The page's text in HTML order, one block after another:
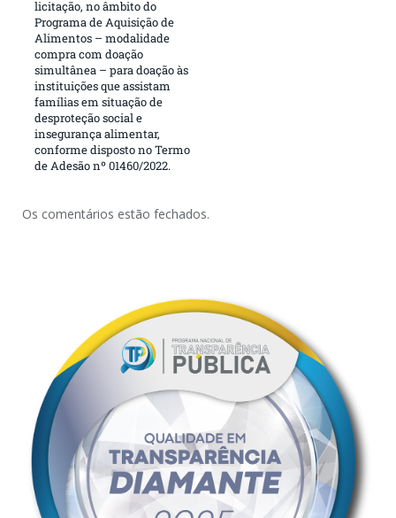
licitação, no âmbito do
Programa de Aquisição de
Alimentos – modalidade
compra com doação
simultânea – para doação às
instituições que assistam
famílias em situação de
desproteção social e
insegurança alimentar,
conforme disposto no Termo
de Adesão nº 01460/2022.
Os comentários estão fechados.